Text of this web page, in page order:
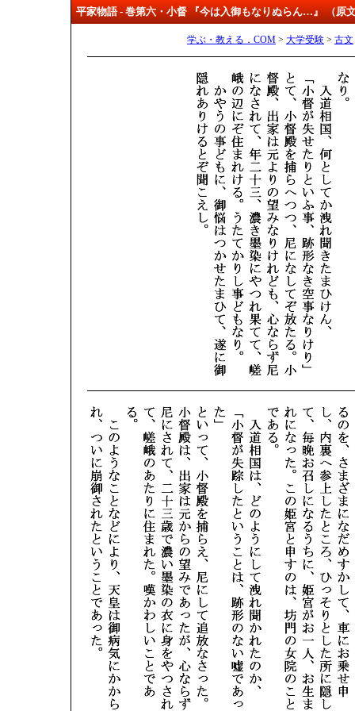
平家物語 - 巻第六・小督 『今は入御もなりぬらん…』 （原
学ぶ・教える．COM > 大学受験 > 古文